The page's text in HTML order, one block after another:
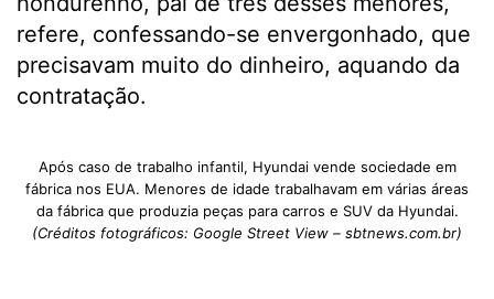
refere, confessando-se envergonhado, que
precisavam muito do dinheiro, aquando da
contratação.
Após caso de trabalho infantil, Hyundai vende sociedade em
fábrica nos EUA. Menores de idade trabalhavam em várias áreas
da fábrica que produzia peças para carros e SUV da Hyundai.
(Créditos fotográficos: Google Street View – sbtnews.com.br)